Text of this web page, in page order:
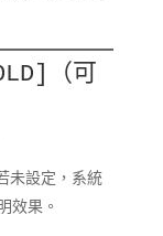
（可
未設定，系統
效果。